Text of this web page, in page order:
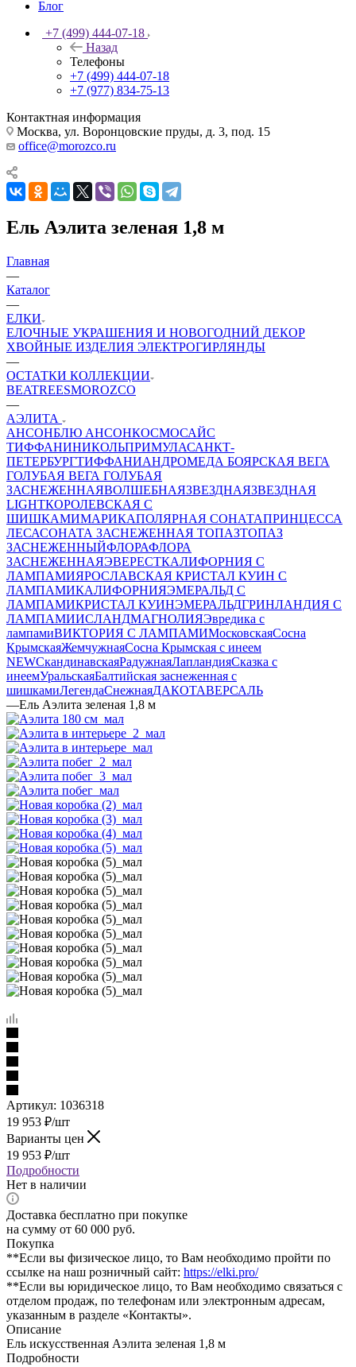
Блог
+7 (499) 444-07-18
Назад
Телефоны
+7 (499) 444-07-18
+7 (977) 834-75-13
Контактная информация
Москва, ул. Воронцовские пруды, д. 3, под. 15
office@morozco.ru
Ель Аэлита зеленая 1,8 м
Главная
—
Каталог
—
ЕЛКИ
ЕЛОЧНЫЕ УКРАШЕНИЯ И НОВОГОДНИЙ ДЕКОР
ХВОЙНЫЕ ИЗДЕЛИЯ ЭЛЕКТРОГИРЛЯНДЫ
—
ОСТАТКИ КОЛЛЕКЦИИ
BEATREESMOROZCO
—
АЭЛИТА
АНСОНБЛЮ АНСОНКОСМОСАЙС
ТИФФАНИНИКОЛЬПРИМУЛАСАНКТ-
ПЕТЕРБУРГТИФФАНИАНДРОМЕДА БОЯРСКАЯ ВЕГА
ГОЛУБАЯ ВЕГА ГОЛУБАЯ
ЗАСНЕЖЕННАЯВОЛШЕБНАЯЗВЕЗДНАЯЗВЕЗДНАЯ
LIGHTКОРОЛЕВСКАЯ С
ШИШКАМИМАРИКАПОЛЯРНАЯ СОНАТАПРИНЦЕССА
ЛЕСАСОНАТА ЗАСНЕЖЕННАЯ ТОПАЗТОПАЗ
ЗАСНЕЖЕННЫЙФЛОРАФЛОРА
ЗАСНЕЖЕННАЯЭВЕРЕСТКАЛИФОРНИЯ С
ЛАМПАМИЯРОСЛАВСКАЯ КРИСТАЛ КУИН С
ЛАМПАМИКАЛИФОРНИЯЭМЕРАЛЬД С
ЛАМПАМИКРИСТАЛ КУИНЭМЕРАЛЬДГРИНЛАНДИЯ С
ЛАМПАМИИСЛАНДМАГНОЛИЯЭвредика с
лампамиВИКТОРИЯ С ЛАМПАМИМосковскаяСосна
КрымскаяЖемчужнаяСосна Крымская с инеем
NEWСкандинавскаяРадужнаяЛапландияСказка с
инеемУральскаяБалтийская заснеженная с
шишкамиЛегендаСнежнаяДАКОТАВЕРСАЛЬ
—Ель Аэлита зеленая 1,8 м
Артикул: 1036318
19 953 ₽/шт
Варианты цен
19 953 ₽/шт
Подробности
Нет в наличии
Доставка бесплатно при покупке
на сумму от 60 000 руб.
Покупка
**Если вы физическое лицо, то Вам необходимо пройти по
ссылке на наш розничный сайт: https://elki.pro/
**Если вы юридическое лицо, то Вам необходимо связаться с
отделом продаж, по телефонам или электронным адресам,
указанным в разделе «Контакты».
Описание
Ель искусственная Аэлита зеленая 1,8 м
Подробности